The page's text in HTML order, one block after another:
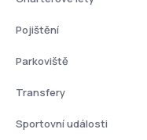
Pojištění
Parkoviště
Transfery
Sportovní události